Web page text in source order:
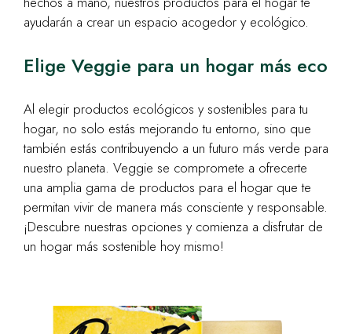
ayudarán a crear un espacio acogedor y ecológico.
Elige Veggie para un hogar más eco
Al elegir productos ecológicos y sostenibles para tu
hogar, no solo estás mejorando tu entorno, sino que
también estás contribuyendo a un futuro más verde para
nuestro planeta. Veggie se compromete a ofrecerte
una amplia gama de productos para el hogar que te
permitan vivir de manera más consciente y responsable.
¡Descubre nuestras opciones y comienza a disfrutar de
un hogar más sostenible hoy mismo!